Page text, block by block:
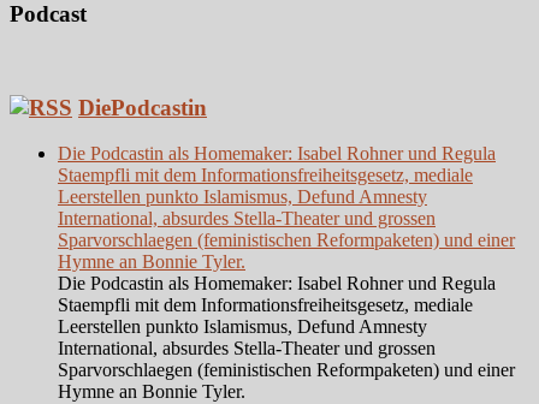
Podcast
DiePodcastin
Die Podcastin als Homemaker: Isabel Rohner und Regula
Staempfli mit dem Informationsfreiheitsgesetz, mediale
Leerstellen punkto Islamismus, Defund Amnesty
International, absurdes Stella-Theater und grossen
Sparvorschlaegen (feministischen Reformpaketen) und einer
Hymne an Bonnie Tyler.
Die Podcastin als Homemaker: Isabel Rohner und Regula
Staempfli mit dem Informationsfreiheitsgesetz, mediale
Leerstellen punkto Islamismus, Defund Amnesty
International, absurdes Stella-Theater und grossen
Sparvorschlaegen (feministischen Reformpaketen) und einer
Hymne an Bonnie Tyler.